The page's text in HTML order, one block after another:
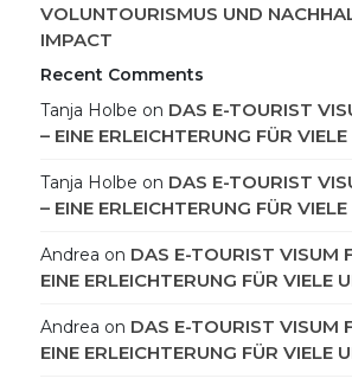
VOLUNTOURISMUS UND
IMPACT
Recent Comments
Tanja Holbe on DAS E-TOURIST
– EINE ERLEICHTERUNG FÜR
Tanja Holbe on DAS E-TOURIST
– EINE ERLEICHTERUNG FÜR
Andrea on DAS E-TOURIST VISUM
EINE ERLEICHTERUNG FÜR VIELE
Andrea on DAS E-TOURIST VISUM
EINE ERLEICHTERUNG FÜR VIELE